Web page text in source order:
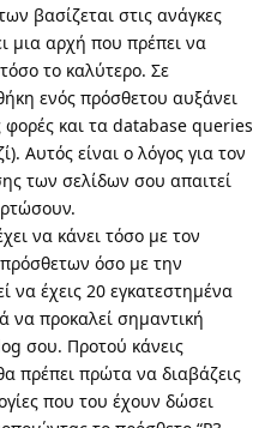
βασίζεται στις ανάγκες
μια αρχή που πρέπει να
το καλύτερο. Σε
ενός πρόσθετου αυξάνει
φορές και τα database queries
Αυτός είναι ο λόγος για τον
των σελίδων σου απαιτεί
να κάνει τόσο με τον
όσο με την
να έχεις 20 εγκατεστημένα
να προκαλεί σημαντική
σου. Προτού κάνεις
πρέπει πρώτα να διαβάζεις
που του έχουν δώσει